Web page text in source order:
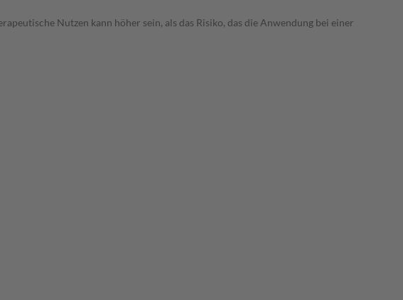
Nutzen kann höher sein, als das Risiko, das die Anwendung bei einer